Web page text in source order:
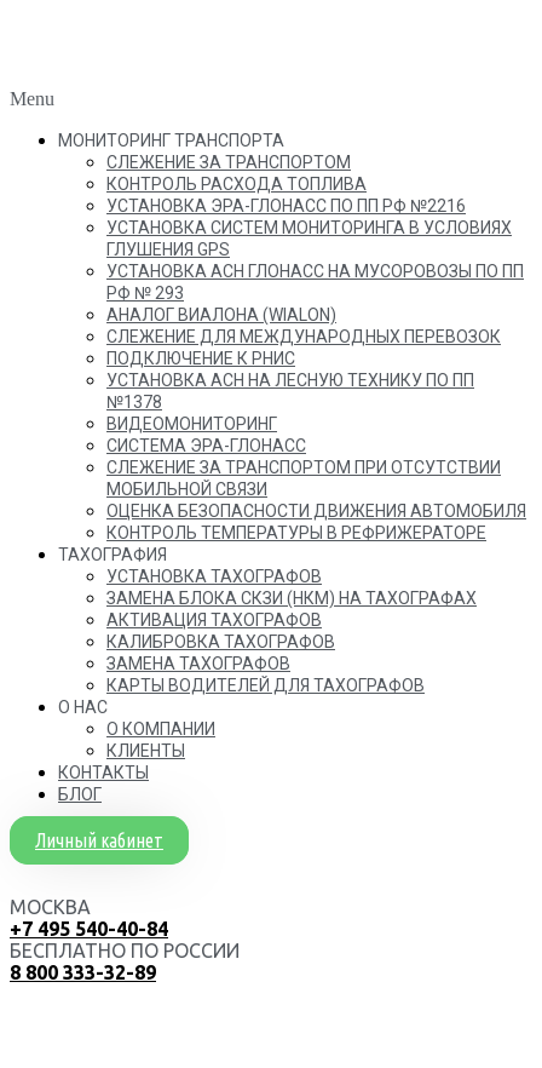
Menu
МОНИТОРИНГ ТРАНСПОРТА
СЛЕЖЕНИЕ ЗА ТРАНСПОРТОМ
КОНТРОЛЬ РАСХОДА ТОПЛИВА
УСТАНОВКА ЭРА-ГЛОНАСС ПО ПП РФ №2216
УСТАНОВКА СИСТЕМ МОНИТОРИНГА В УСЛОВИЯХ
ГЛУШЕНИЯ GPS
УСТАНОВКА АСН ГЛОНАСС НА МУСОРОВОЗЫ ПО ПП
РФ № 293
АНАЛОГ ВИАЛОНА (WIALON)
СЛЕЖЕНИЕ ДЛЯ МЕЖДУНАРОДНЫХ ПЕРЕВОЗОК
ПОДКЛЮЧЕНИЕ К РНИС
УСТАНОВКА АСН НА ЛЕСНУЮ ТЕХНИКУ ПО ПП
№1378
ВИДЕОМОНИТОРИНГ
СИСТЕМА ЭРА-ГЛОНАСС
СЛЕЖЕНИЕ ЗА ТРАНСПОРТОМ ПРИ ОТСУТСТВИИ
МОБИЛЬНОЙ СВЯЗИ
ОЦЕНКА БЕЗОПАСНОСТИ ДВИЖЕНИЯ АВТОМОБИЛЯ
КОНТРОЛЬ ТЕМПЕРАТУРЫ В РЕФРИЖЕРАТОРЕ
ТАХОГРАФИЯ
УСТАНОВКА ТАХОГРАФОВ
ЗАМЕНА БЛОКА СКЗИ (НКМ) НА ТАХОГРАФАХ
АКТИВАЦИЯ ТАХОГРАФОВ
КАЛИБРОВКА ТАХОГРАФОВ
ЗАМЕНА ТАХОГРАФОВ
КАРТЫ ВОДИТЕЛЕЙ ДЛЯ ТАХОГРАФОВ
О НАС
О КОМПАНИИ
КЛИЕНТЫ
КОНТАКТЫ
БЛОГ
Личный кабинет
МОСКВА
+7 495 540-40-84
БЕСПЛАТНО ПО РОССИИ
8 800 333-32-89